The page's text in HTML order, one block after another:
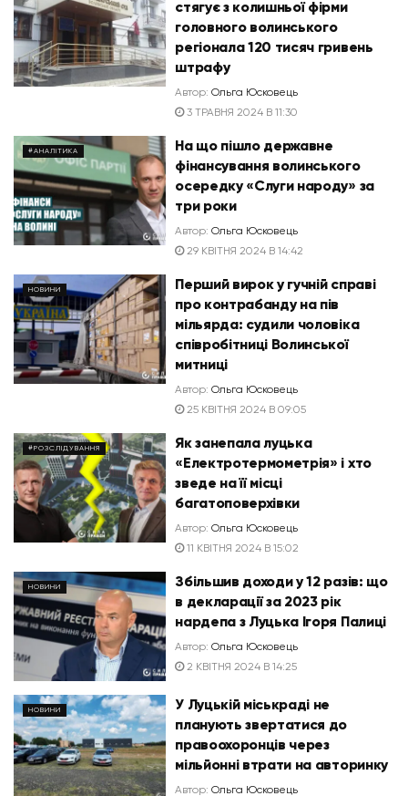
стягує з колишньої фірми
головного волинського
регіонала 120 тисяч гривень
штрафу
Автор: Ольга Юсковець
3 ТРАВНЯ 2024 В 11:30
#АНАЛІТИКА
На що пішло державне
фінансування волинського
осередку «Слуги народу» за
три роки
Автор: Ольга Юсковець
29 КВІТНЯ 2024 В 14:42
НОВИНИ
Перший вирок у гучній справі
про контрабанду на пів
мільярда: судили чоловіка
співробітниці Волинської
митниці
Автор: Ольга Юсковець
25 КВІТНЯ 2024 В 09:05
#РОЗСЛІДУВАННЯ
Як занепала луцька
«Електротермометрія» і хто
зведе на її місці
багатоповерхівки
Автор: Ольга Юсковець
11 КВІТНЯ 2024 В 15:02
НОВИНИ
Збільшив доходи у 12 разів: що
в декларації за 2023 рік
нардепа з Луцька Ігоря Палиці
Автор: Ольга Юсковець
2 КВІТНЯ 2024 В 14:25
НОВИНИ
У Луцькій міськраді не
планують звертатися до
правоохоронців через
мільйонні втрати на авторинку
Автор: Ольга Юсковець